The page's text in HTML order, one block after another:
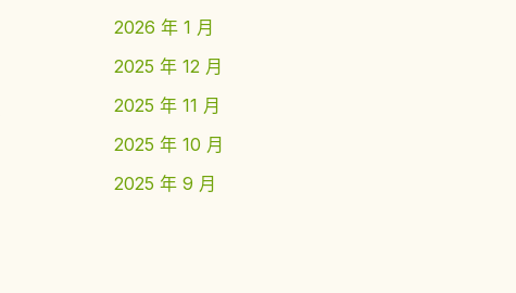
2026 年 1 月
2025 年 12 月
2025 年 11 月
2025 年 10 月
2025 年 9 月